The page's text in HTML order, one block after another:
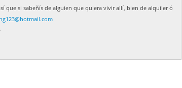
que si sabeñís de alguien que quiera vivir allí, bien de alquiler ó